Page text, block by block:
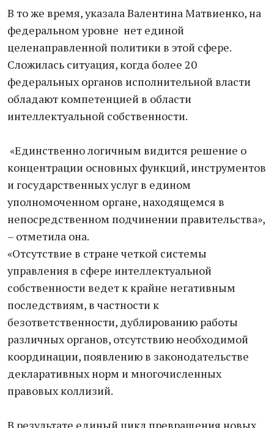
В то же время, указала Валентина Матвиенко, на
федеральном уровне нет единой
целенаправленной политики в этой сфере.
Сложилась ситуация, когда более 20
федеральных органов исполнительной власти
обладают компетенцией в области
интеллектуальной собственности.
«Единственно логичным видится решение о
концентрации основных функций, инструментов
и государственных услуг в едином
уполномоченном органе, находящемся в
непосредственном подчинении правительства»,
– отметила она.
«Отсутствие в стране четкой системы
управления в сфере интеллектуальной
собственности ведет к крайне негативным
последствиям, в частности к
безответственности, дублированию работы
различных органов, отсутствию необходимой
координации, появлению в законодательстве
декларативных норм и многочисленных
правовых коллизий.
В результате единый цикл превращения новых